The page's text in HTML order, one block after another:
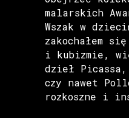
malarskich
Wszak w
zakochałem
i kubizmie,
dzieł Picassa,
czy nawet
rozkoszne i